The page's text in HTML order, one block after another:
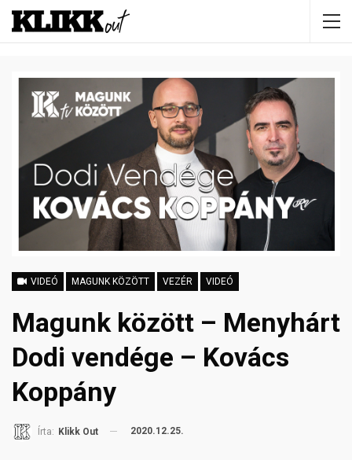
VIDEÓ MAGUNK KÖZÖTT VEZÉR VIDEÓ
Magunk között – Menyhárt
Dodi vendége – Kovács
Koppány
Írta: Klikk Out 2020.12.25.